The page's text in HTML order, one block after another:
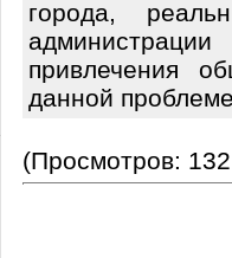
города,
привлечения
данной
(Просмотров: